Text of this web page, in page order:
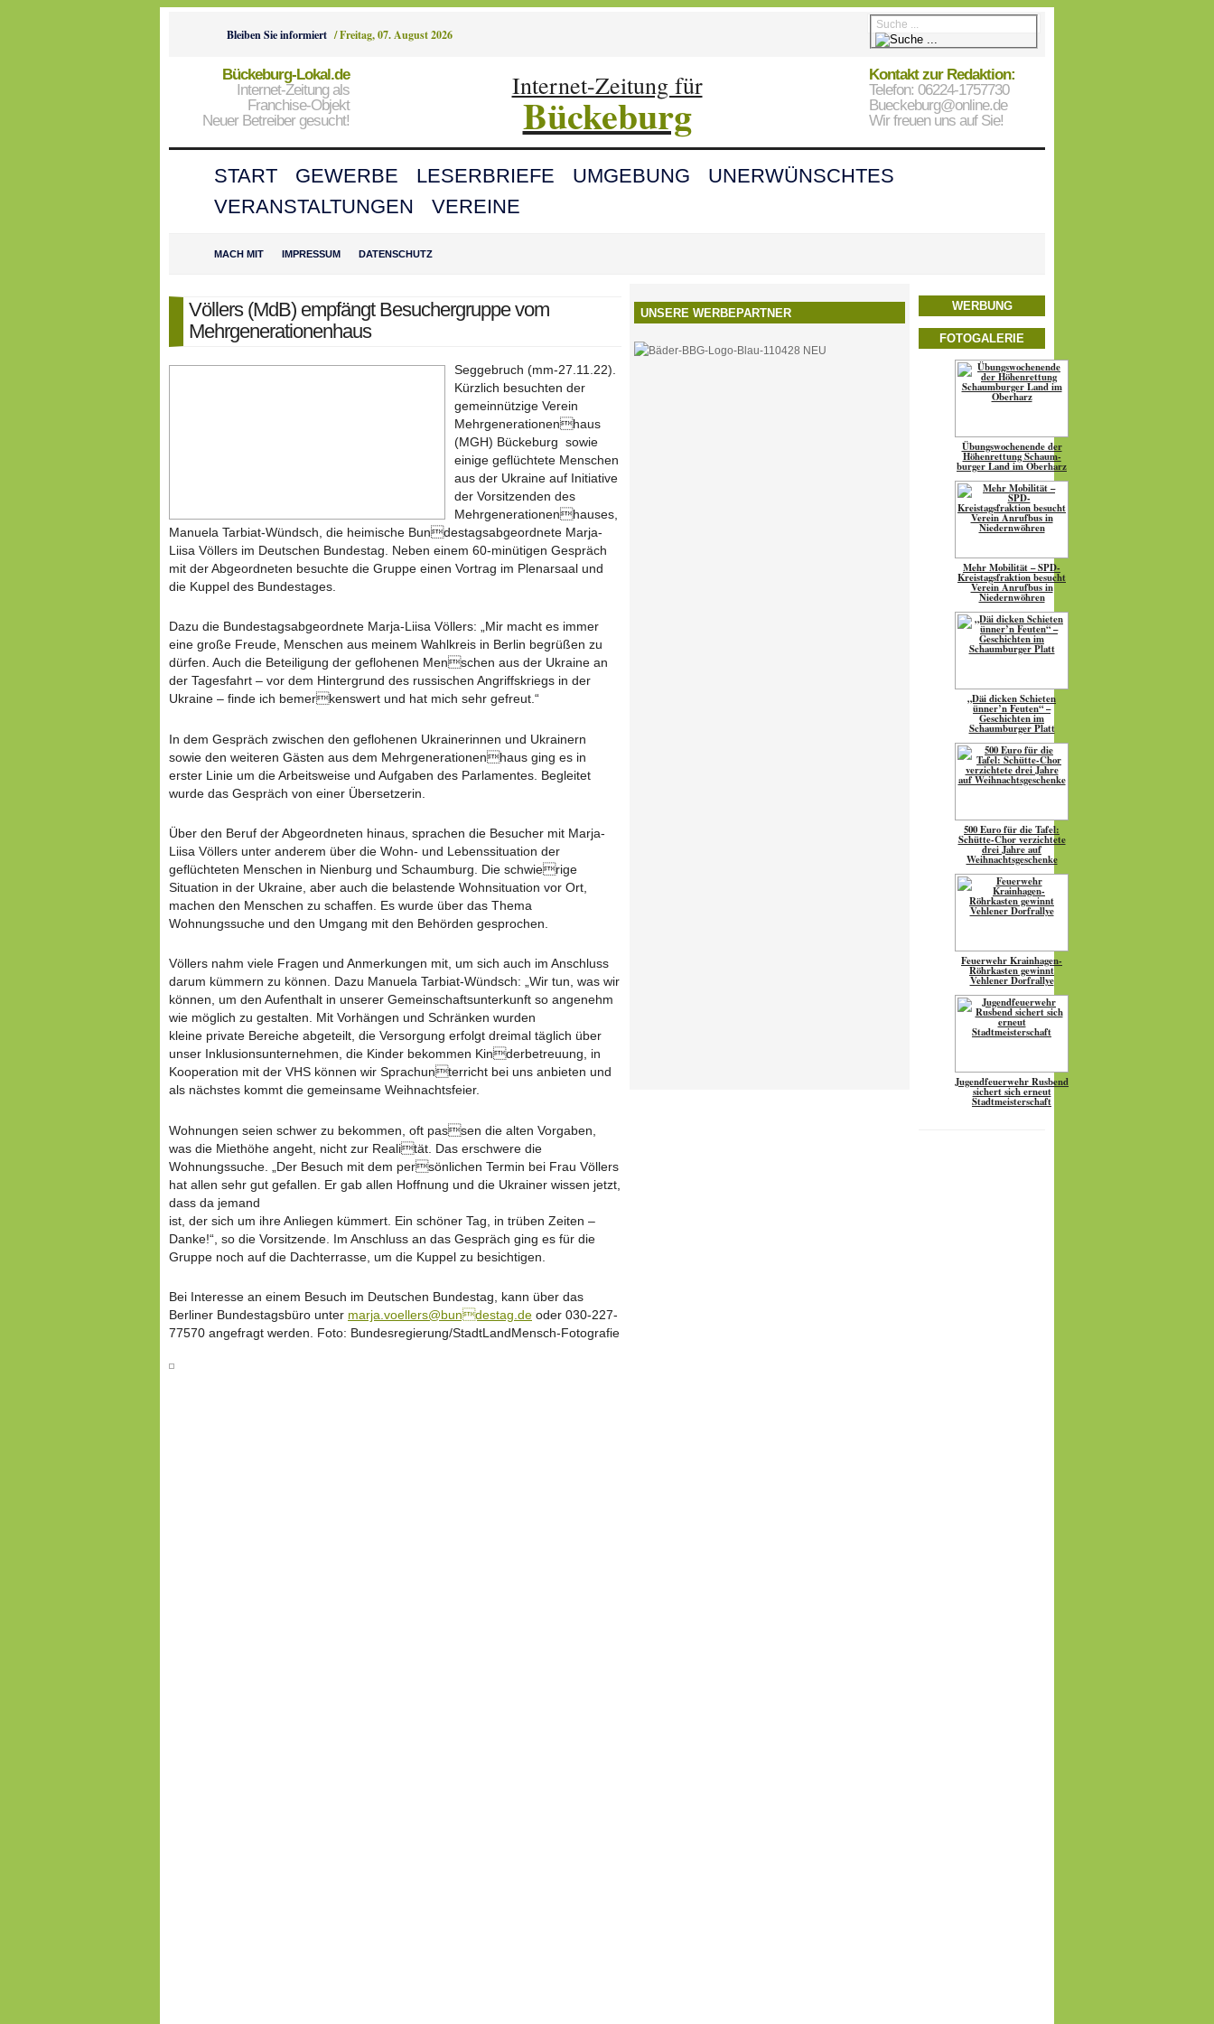
Bleiben Sie informiert /Freitag, 07. August 2026
Bückeburg-Lokal.de
Internet-Zeitung als
Franchise-Objekt
Neuer Betreiber gesucht!
Internet-Zeitung für
Bückeburg
Kontakt zur Redaktion:
Telefon: 06224-1757730
Bueckeburg@online.de
Wir freuen uns auf Sie!
START GEWERBE LESERBRIEFE UMGEBUNG
UNERWÜNSCHTES
VERANSTALTUNGEN
VEREINE
MACH MIT IMPRESSUM DATENSCHUTZ
Völlers (MdB) empfängt Besuchergruppe vom
Mehrgenerationenhaus
Seggebruch (mm-27.11.22).
Kürzlich besuchten der
gemeinnützige Verein
Mehrgenerationenhaus
(MGH) Bückeburg sowie
einige geflüchtete Menschen
aus der Ukraine auf Initiative
der Vorsitzenden des
Mehrgenerationenhauses,
Manuela Tarbiat-Wündsch, die heimische Bundestagsabgeordnete Marja-
Liisa Völlers im Deutschen Bundestag. Neben einem 60-minütigen Gespräch
mit der Abgeordneten besuchte die Gruppe einen Vortrag im Plenarsaal und
die Kuppel des Bundestages.
Dazu die Bundestagsabgeordnete Marja-Liisa Völlers: „Mir macht es immer
eine große Freude, Menschen aus meinem Wahlkreis in Berlin begrüßen zu
dürfen. Auch die Beteiligung der geflohenen Menschen aus der Ukraine an
der Tagesfahrt – vor dem Hintergrund des russischen Angriffskriegs in der
Ukraine – finde ich bemerkenswert und hat mich sehr gefreut.“
In dem Gespräch zwischen den geflohenen Ukrainerinnen und Ukrainern
sowie den weiteren Gästen aus dem Mehrgenerationenhaus ging es in
erster Linie um die Arbeitsweise und Aufgaben des Parlamentes. Begleitet
wurde das Gespräch von einer Übersetzerin.
Über den Beruf der Abgeordneten hinaus, sprachen die Besucher mit Marja-
Liisa Völlers unter anderem über die Wohn- und Lebenssituation der
geflüchteten Menschen in Nienburg und Schaumburg. Die schwierige
Situation in der Ukraine, aber auch die belastende Wohnsituation vor Ort,
machen den Menschen zu schaffen. Es wurde über das Thema
Wohnungssuche und den Umgang mit den Behörden gesprochen.
Völlers nahm viele Fragen und Anmerkungen mit, um sich auch im Anschluss
darum kümmern zu können. Dazu Manuela Tarbiat-Wündsch: „Wir tun, was wir
können, um den Aufenthalt in unserer Gemeinschaftsunterkunft so angenehm
wie möglich zu gestalten. Mit Vorhängen und Schränken wurden
kleine private Bereiche abgeteilt, die Versorgung erfolgt dreimal täglich über
unser Inklusionsunternehmen, die Kinder bekommen Kinderbetreuung, in
Kooperation mit der VHS können wir Sprachunterricht bei uns anbieten und
als nächstes kommt die gemeinsame Weihnachtsfeier.
Wohnungen seien schwer zu bekommen, oft passen die alten Vorgaben,
was die Miethöhe angeht, nicht zur Realität. Das erschwere die
Wohnungssuche. „Der Besuch mit dem persönlichen Termin bei Frau Völlers
hat allen sehr gut gefallen. Er gab allen Hoffnung und die Ukrainer wissen jetzt,
dass da jemand
ist, der sich um ihre Anliegen kümmert. Ein schöner Tag, in trüben Zeiten –
Danke!“, so die Vorsitzende. Im Anschluss an das Gespräch ging es für die
Gruppe noch auf die Dachterrasse, um die Kuppel zu besichtigen.
Bei Interesse an einem Besuch im Deutschen Bundestag, kann über das
Berliner Bundestagsbüro unter marja.voellers@bundestag.de oder 030-227-
77570 angefragt werden. Foto: Bundesregierung/StadtLandMensch-Fotografie
UNSERE WERBEPARTNER
WERBUNG
FOTOGALERIE
Übungs­wo­chen­ende der
Höhen­ret­tung Schaum­
burger Land im Oberharz
Mehr Mobilität – SPD-
Kreistagsfraktion besucht
Verein Anrufbus in
Niedernwöhren
„Däi dicken Schieten
ünner’n Feuten“ –
Geschichten im
Schaumburger Platt
500 Euro für die Tafel:
Schütte-Chor verzichtete
drei Jahre auf
Weihnachtsgeschenke
Feuerwehr Krainhagen-
Röhrkasten gewinnt
Vehlener Dorfrallye
Jugendfeuerwehr Rusbend
sichert sich erneut
Stadtmeisterschaft